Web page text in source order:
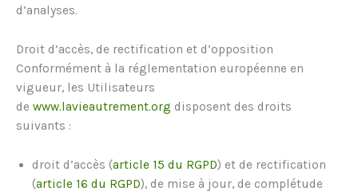
d’analyses.
Droit d’accès, de rectification et d’opposition
Conformément à la réglementation européenne en
vigueur, les Utilisateurs
de www.lavieautrement.org disposent des droits
suivants :
droit d’accès (article 15 du RGPD) et de rectification
(article 16 du RGPD), de mise à jour, de complétude